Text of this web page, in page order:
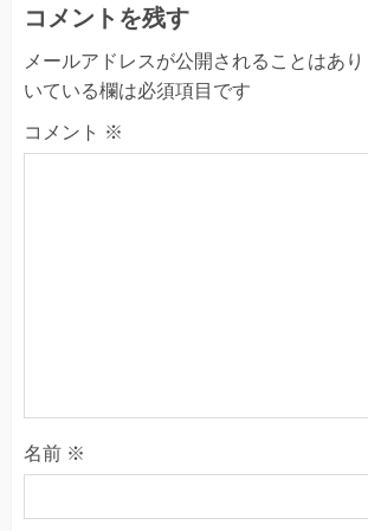
コメントを残す
メールアドレスが公開されることはあり
いている欄は必須項目です
コメント ※
名前 ※